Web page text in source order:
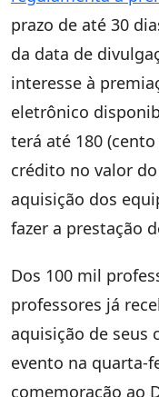
prazo de até 30
da data de
interesse à
eletrônico
terá até 180
crédito no valor
aquisição dos
fazer a prestação
Dos 100 mil
professores já
aquisição de seus
evento na quarta-
comemoração ao